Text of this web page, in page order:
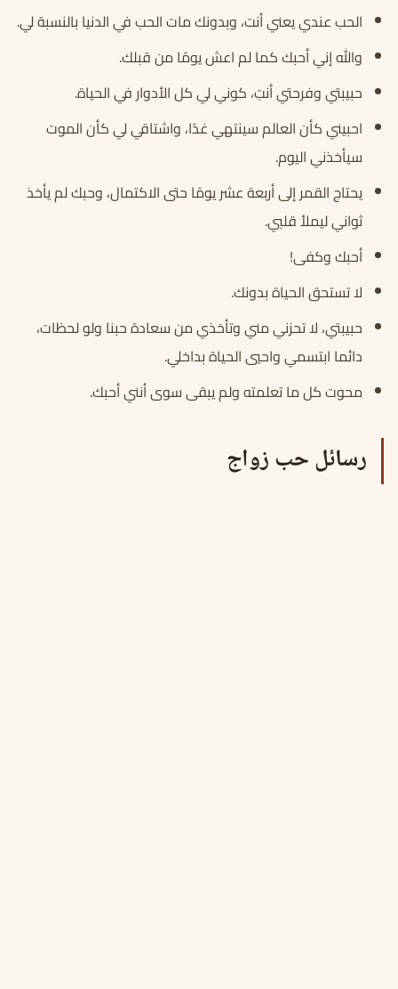
الحب عندي يعني أنت، وبدونك مات الحب في الدنيا بالنسبة لي.
والله إني أحبك كما لم اعش يومًا من قبلك.
حبيبتي وفرحتي أنتِ، كوني لي كل الأدوار في الحياة.
احبيني كأن العالم سينتهي غدًا، واشتاقي لي كأن الموت
سيأخذني اليوم.
يحتاج القمر إلى أربعة عشر يومًا حتى الاكتمال، وحبك لم يأخذ
ثواني ليملأ قلبي.
أحبك وكفى!
لا تستحق الحياة بدونك.
حبيبتي، لا تحزني مني وتأخذي من سعادة حبنا ولو لحظات،
دائما ابتسمي واحيي الحياة بداخلي.
محوت كل ما تعلمته ولم يبقى سوى أنني أحبك.
رسائل حب زواج